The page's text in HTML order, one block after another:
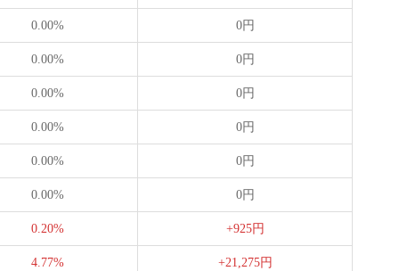
0.00% 0円
0.00% 0円
0.00% 0円
0.00% 0円
0.00% 0円
0.00% 0円
0.20% +925円
4.77% +21,275円